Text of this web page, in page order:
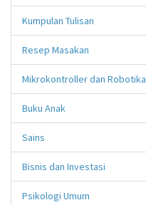
Kumpulan Tulisan
Resep Masakan
Mikrokontroller dan Robotika
Buku Anak
Sains
Bisnis dan Investasi
Psikologi Umum